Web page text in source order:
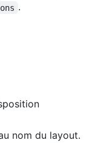
.
nom du layout.